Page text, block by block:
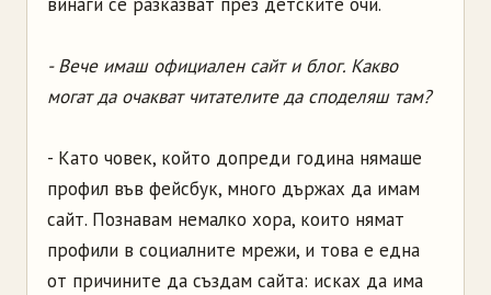
- Вече имаш официален сайт и блог. Какво
могат да очакват читателите да споделяш там?
- Като човек, който допреди година нямаше
профил във фейсбук, много държах да имам
сайт. Познавам немалко хора, които нямат
профили в социалните мрежи, и това е една
от причините да създам сайта: исках да има